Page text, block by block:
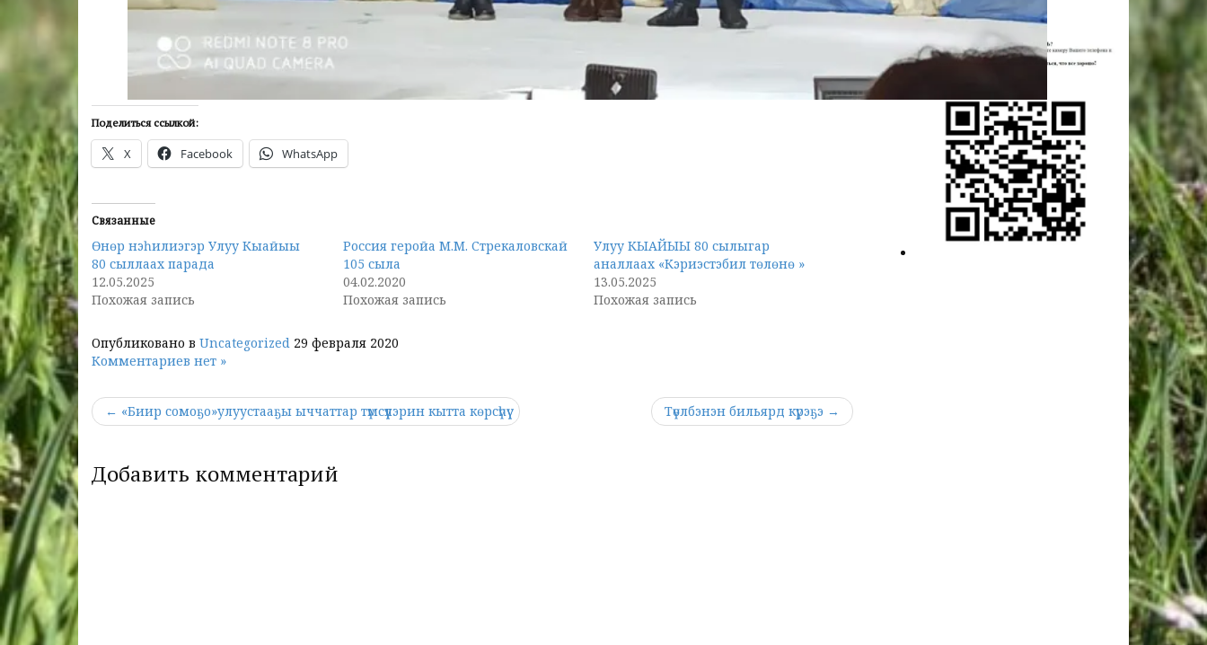
Поделиться ссылкой:
X Facebook WhatsApp
Связанные
Өнөр нэһилиэгэр Улуу Кыайыы
80 сыллаах парада
12.05.2025
Похожая запись
Россия геройа М.М. Стрекаловскай
105 сыла
04.02.2020
Похожая запись
Улуу КЫАЙЫЫ 80 сылыгар
аналлаах «Кэриэстэбил төлөнө »
13.05.2025
Похожая запись
Опубликовано в Uncategorized 29 февраля 2020
Комментариев нет »
← «Биир сомоҕо»улуустааҕы ыччаттар түмсүүлэрин кытта көрсүһүү Түөлбэнэн бильярд күрэҕэ →
Добавить комментарий